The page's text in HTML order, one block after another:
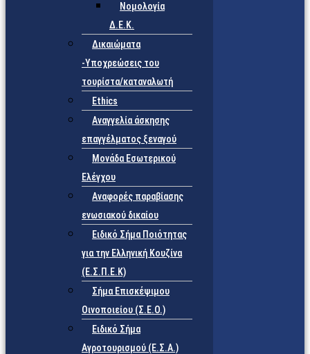
Νομολογία
Δ.Ε.Κ.
Δικαιώματα
-Υποχρεώσεις του
τουρίστα/καταναλωτή
Ethics
Αναγγελία άσκησης
επαγγέλματος ξεναγού
Μονάδα Εσωτερικού
Ελέγχου
Αναφορές παραβίασης
ενωσιακού δικαίου
Ειδικό Σήμα Ποιότητας
για την Ελληνική Κουζίνα
(Ε.Σ.Π.Ε.Κ)
Σήμα Επισκέψιμου
Οινοποιείου (Σ.Ε.Ο.)
Ειδικό Σήμα
Αγροτουρισμού (Ε.Σ.Α.)